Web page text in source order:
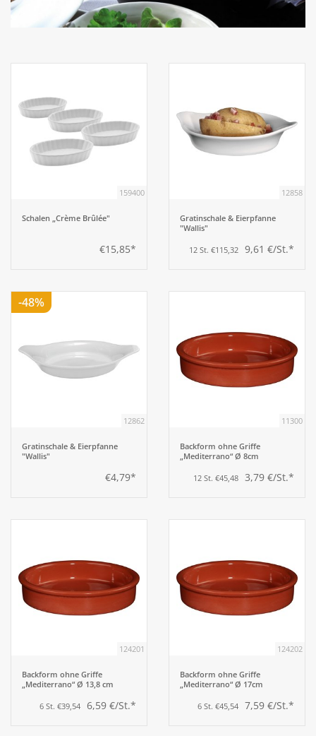
Küchentechnik
Küchenmöbel
159400
Schalen „Crème Brûlée"
€15,85*
12858
Gratinschale & Eierpfanne
"Wallis"
12 St. €115,32 9,61 €/St.*
-48%
12862
Gratinschale & Eierpfanne
"Wallis"
€4,79*
11300
Backform ohne Griffe
„Mediterrano“ Ø 8cm
12 St. €45,48 3,79 €/St.*
124201
Backform ohne Griffe
„Mediterrano“ Ø 13,8 cm
6 St. €39,54 6,59 €/St.*
124202
Backform ohne Griffe
„Mediterrano“ Ø 17cm
6 St. €45,54 7,59 €/St.*